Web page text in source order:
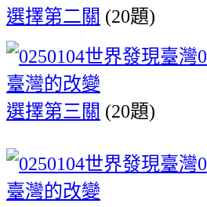
選擇第二關 (20題)
選擇第三關 (20題)